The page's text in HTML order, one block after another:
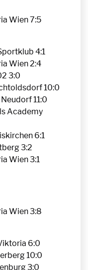
Wien 7:5
4:1
Wien 2:4
3:0
10:0
11:0
Academy
6:1
3:2
Wien 3:1
Wien 3:8
6:0
10:0
3:0